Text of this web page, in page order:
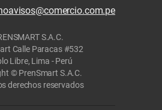
S.A.C.
Calle Paracas #532
Libre, Lima - Perú
© PrenSmart S.A.C.
derechos reservados